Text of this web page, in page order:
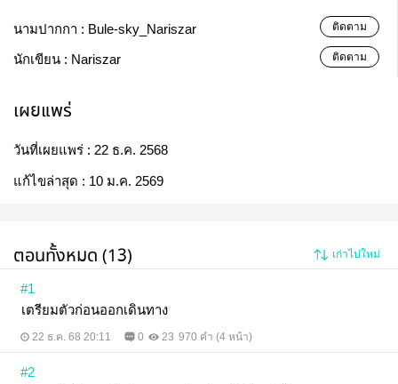
นามปากกา : Bule-sky_Nariszar ติดตาม
นักเขียน : Nariszar ติดตาม
เผยแพร่
วันที่เผยแพร่ : 22 ธ.ค. 2568
แก้ไขล่าสุด : 10 ม.ค. 2569
ตอนทั้งหมด (13) เก่าไปใหม่
#1
เตรียมตัวก่อนออกเดินทาง
22 ธ.ค. 68 20:11 0 23 970 คำ (4 หน้า)
#2